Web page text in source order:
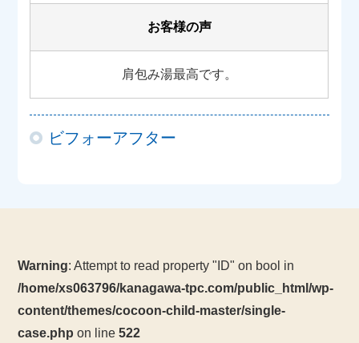
お客様の声
肩包み湯最高です。
ビフォーアフター
Warning: Attempt to read property "ID" on bool in
/home/xs063796/kanagawa-tpc.com/public_html/wp-
content/themes/cocoon-child-master/single-
case.php on line522